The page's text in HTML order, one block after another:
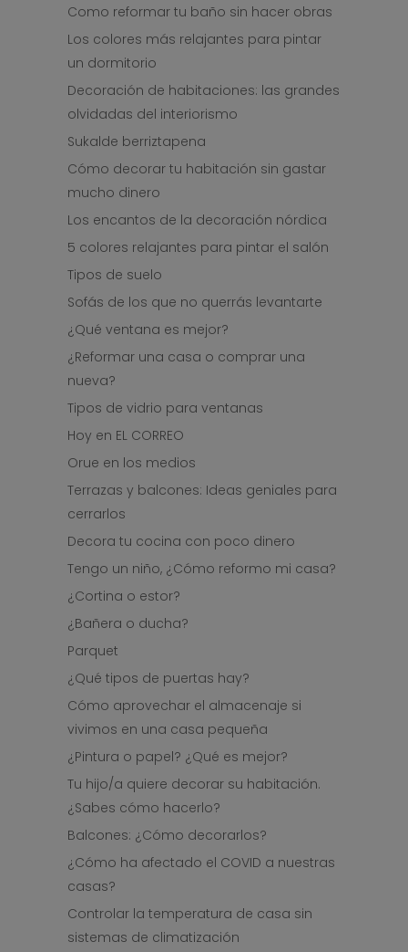
Como reformar tu baño sin hacer obras
Los colores más relajantes para pintar
un dormitorio
Decoración de habitaciones: las grandes
olvidadas del interiorismo
Sukalde berriztapena
Cómo decorar tu habitación sin gastar
mucho dinero
Los encantos de la decoración nórdica
5 colores relajantes para pintar el salón
Tipos de suelo
Sofás de los que no querrás levantarte
¿Qué ventana es mejor?
¿Reformar una casa o comprar una
nueva?
Tipos de vidrio para ventanas
Hoy en EL CORREO
Orue en los medios
Terrazas y balcones: Ideas geniales para
cerrarlos
Decora tu cocina con poco dinero
Tengo un niño, ¿Cómo reformo mi casa?
¿Cortina o estor?
¿Bañera o ducha?
Parquet
¿Qué tipos de puertas hay?
Cómo aprovechar el almacenaje si
vivimos en una casa pequeña
¿Pintura o papel? ¿Qué es mejor?
Tu hijo/a quiere decorar su habitación.
¿Sabes cómo hacerlo?
Balcones: ¿Cómo decorarlos?
¿Cómo ha afectado el COVID a nuestras
casas?
Controlar la temperatura de casa sin
sistemas de climatización